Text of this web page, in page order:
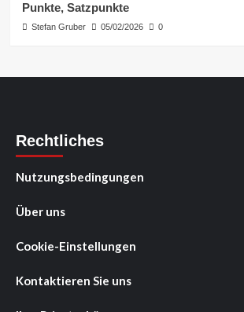
Punkte, Satzpunkte
Stefan Gruber 05/02/2026 0
Rechtliches
Nutzungsbedingungen
Über uns
Cookie-Einstellungen
Kontaktieren Sie uns